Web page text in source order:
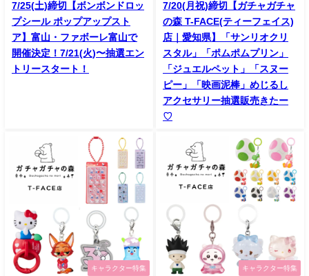
7/25(土)締切【ボンボンドロッ
プシール ポップアップスト
ア】富山・ファボーレ富山で
開催決定！7/21(火)〜抽選エン
トリースタート！
7/20(月祝)締切【ガチャガチャ
の森 T-FACE(ティーフェイス)
店｜愛知県】「サンリオクリ
スタル」「ポムポムプリン」
「ジュエルペット」「スヌー
ピー」「映画泥棒」めじるし
アクセサリー抽選販売きたー
♡
キャラクター特集 キャラクター特集